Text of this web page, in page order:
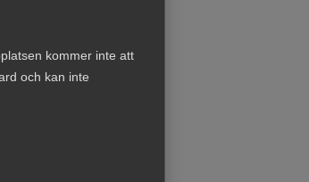
kommer inte att
och kan inte